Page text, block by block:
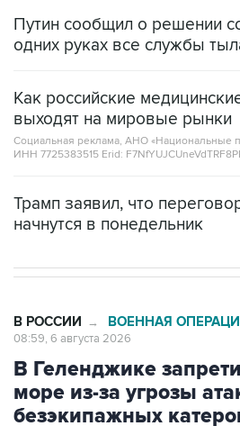
Путин сообщил о решении
одних руках все службы
Как российские
выходят на мировые рынки
Социальная реклама, АНО «Национальные
ИНН 7725383515 Erid:
Трамп заявил, что
начнутся в понедельник
В РОССИИ → ВОЕННАЯ
08:59, 6 августа 2026
В Геленджике
море из-за угрозы
безэкипажных